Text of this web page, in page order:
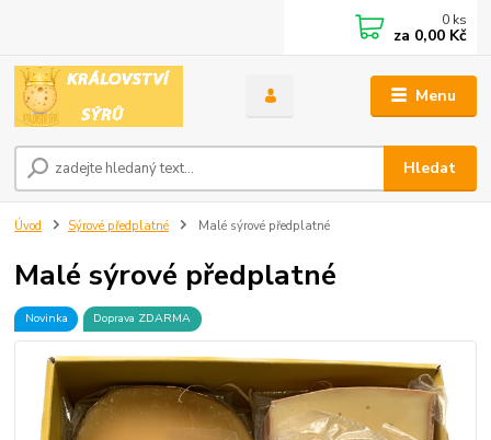
Menu
Hledat
0 ks
za 0,00 Kč
Úvod Sýrové předplatné Malé sýrové předplatné
Malé sýrové předplatné
Novinka Doprava ZDARMA